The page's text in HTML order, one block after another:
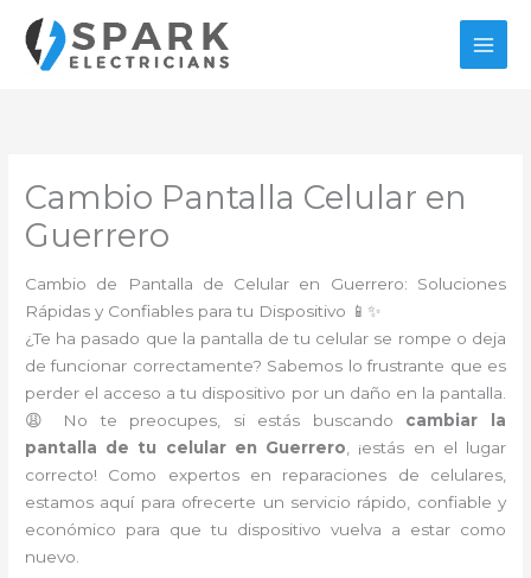
contenido
Cambio Pantalla Celular en
Guerrero
Cambio de Pantalla de Celular en Guerrero: Soluciones
Rápidas y Confiables para tu Dispositivo 📱✨
¿Te ha pasado que la pantalla de tu celular se rompe o deja
de funcionar correctamente? Sabemos lo frustrante que es
perder el acceso a tu dispositivo por un daño en la pantalla.
😩 No te preocupes, si estás buscando cambiar la
pantalla de tu celular en Guerrero, ¡estás en el lugar
correcto! Como expertos en reparaciones de celulares,
estamos aquí para ofrecerte un servicio rápido, confiable y
económico para que tu dispositivo vuelva a estar como
nuevo.